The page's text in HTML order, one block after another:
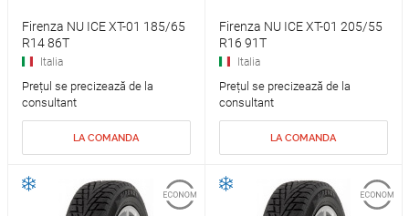
Firenza NU ICE XT-01 185/65
R14 86T
Italia
Prețul se precizează de la
consultant
LA COMANDA
Firenza NU ICE XT-01 205/55
R16 91T
Italia
Prețul se precizează de la
consultant
LA COMANDA